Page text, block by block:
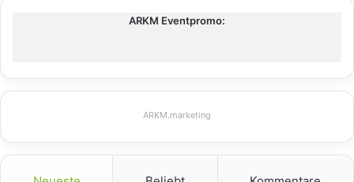
ARKM Eventpromo:
ARKM.marketing